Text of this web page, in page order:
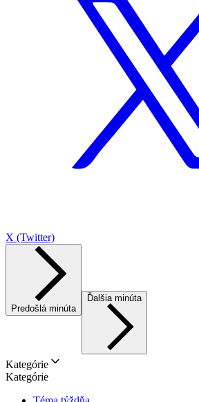
X (Twitter)
Predošlá minúta
Ďalšia minúta
Kategórie
Kategórie